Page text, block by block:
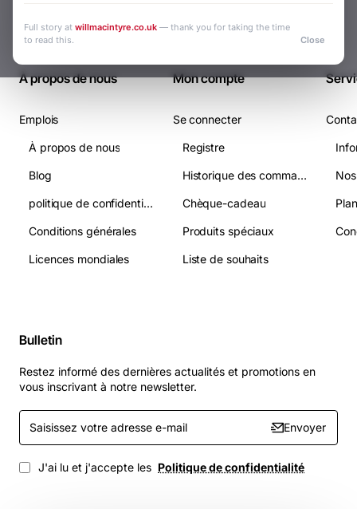
À propos de nous
Emplois
À propos de nous
Blog
politique de confidentialité
Conditions générales
Licences mondiales
Mon compte
Se connecter
Registre
Historique des commandes
Chèque-cadeau
Produits spéciaux
Liste de souhaits
Bulletin
Restez informé des dernières actualités et promotions en
vous inscrivant à notre newsletter.
Saisissez
votre
adresse
e-
mail
Envoyer
J'ai lu et j'accepte les Politique de confidentialité
Full story atwillmacintyre.co.uk— thank you for taking the time
to read this.
Close